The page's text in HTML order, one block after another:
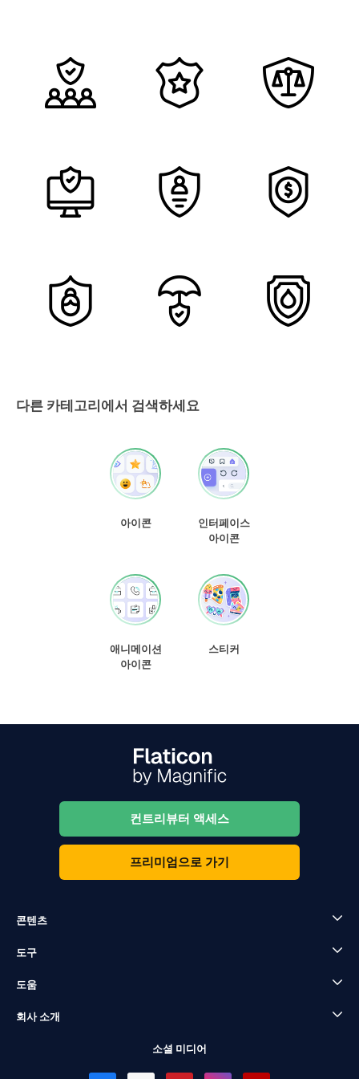
다른 카테고리에서 검색하세요
아이콘
인터페이스
아이콘
애니메이션
아이콘
스티커
컨트리뷰터 액세스
프리미엄으로 가기
콘텐츠
도구
도움
회사 소개
소셜 미디어